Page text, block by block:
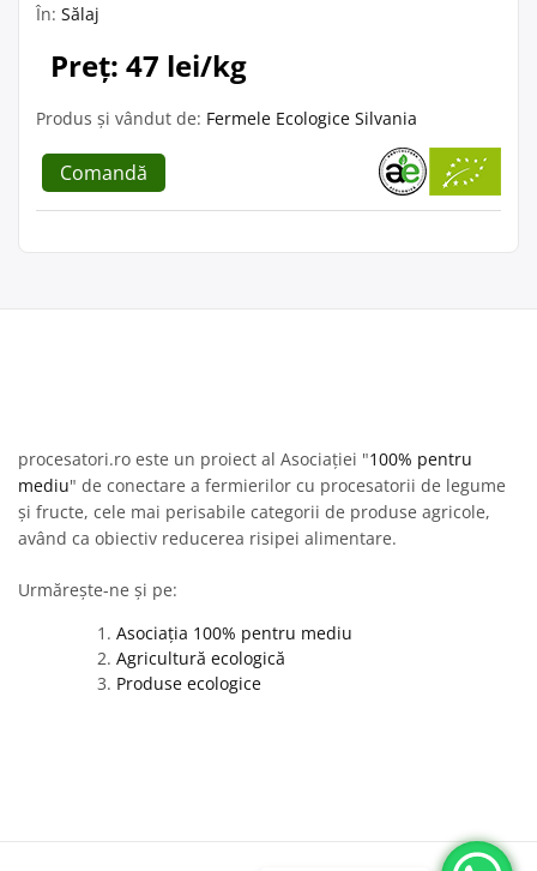
În: Sălaj
Preț: 47 lei/kg
Produs și vândut de: Fermele Ecologice Silvania
Comandă
procesatori.ro este un proiect al Asociației "100% pentru
mediu" de conectare a fermierilor cu procesatorii de legume
și fructe, cele mai perisabile categorii de produse agricole,
având ca obiectiv reducerea risipei alimentare.
Urmărește-ne și pe:
Asociația 100% pentru mediu
Agricultură ecologică
Produse ecologice